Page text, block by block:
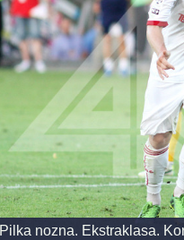
Pilka nozna. Ekstraklasa.